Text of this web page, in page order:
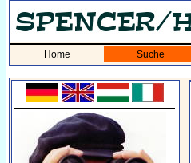
Home Suche